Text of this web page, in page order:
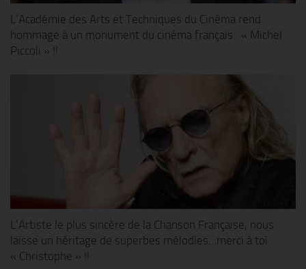
L’Académie des Arts et Techniques du Cinéma rend
hommage à un monument du cinéma français : « Michel
Piccoli » !!
L’Artiste le plus sincère de la Chanson Française, nous
laisse un héritage de superbes mélodies…merci à toi
« Christophe » !!